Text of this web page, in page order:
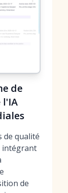
de
l'IA
de qualité
intégrant
de